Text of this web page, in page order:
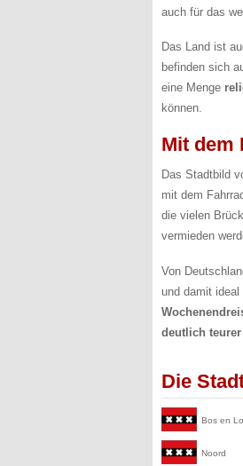
auch für das
Das Land ist
befinden sich
eine Menge
können.
Mit dem
Das Stadtbild
mit dem
die vielen
vermieden
Von
und damit
deutlich teurer
Die
Bos en
Noord